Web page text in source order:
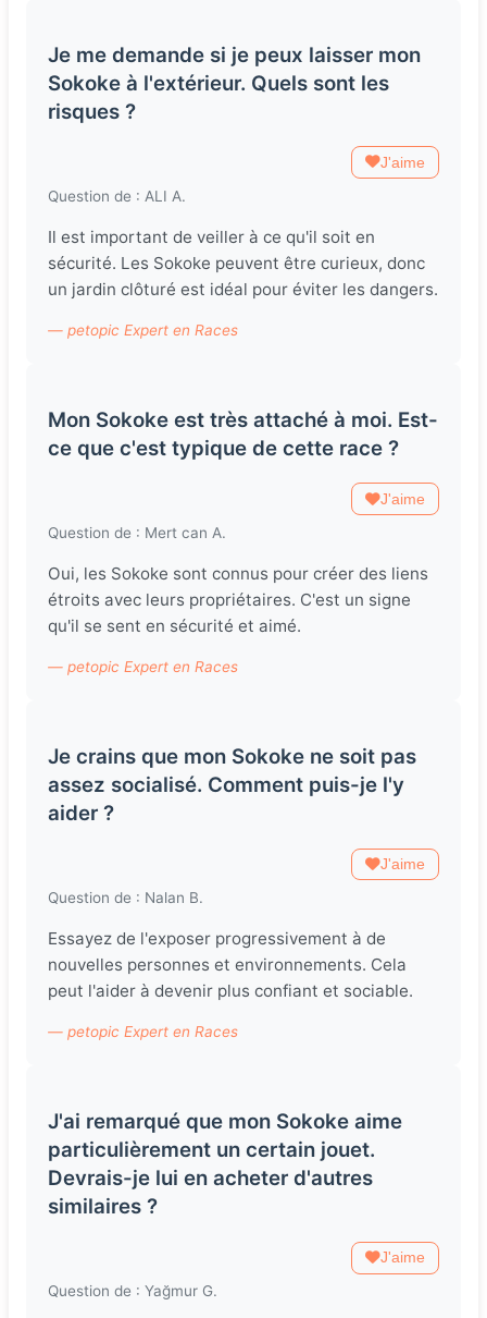
Je me demande si je peux laisser mon
Sokoke à l'extérieur. Quels sont les
risques ?
J'aime
Question de : ALI A.
Il est important de veiller à ce qu'il soit en
sécurité. Les Sokoke peuvent être curieux, donc
un jardin clôturé est idéal pour éviter les dangers.
— petopic Expert en Races
Mon Sokoke est très attaché à moi. Est-
ce que c'est typique de cette race ?
J'aime
Question de : Mert can A.
Oui, les Sokoke sont connus pour créer des liens
étroits avec leurs propriétaires. C'est un signe
qu'il se sent en sécurité et aimé.
— petopic Expert en Races
Je crains que mon Sokoke ne soit pas
assez socialisé. Comment puis-je l'y
aider ?
J'aime
Question de : Nalan B.
Essayez de l'exposer progressivement à de
nouvelles personnes et environnements. Cela
peut l'aider à devenir plus confiant et sociable.
— petopic Expert en Races
J'ai remarqué que mon Sokoke aime
particulièrement un certain jouet.
Devrais-je lui en acheter d'autres
similaires ?
J'aime
Question de : Yağmur G.